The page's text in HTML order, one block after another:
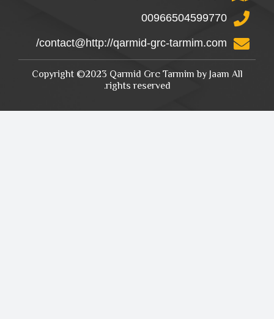
00966504599770
contact@http://qarmid-grc-tarmim.com/
Copyright ©2023 Qarmid Grc Tarmim by Jaam All
rights reserved.